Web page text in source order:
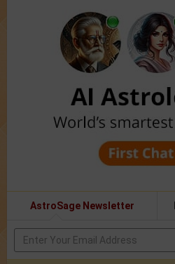
AstroSage Newsletter